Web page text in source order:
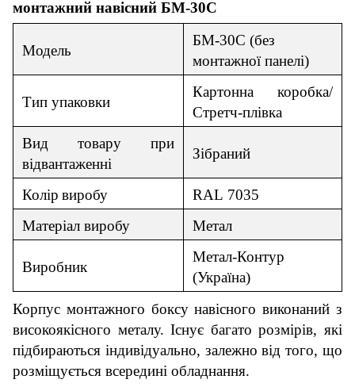
монтажний навісний БМ-30C
Модель
БМ-30C (без
монтажної панелі)
Тип упаковки
Картонна коробка/
Стретч-плівка
Вид товару при
відвантаженні
Зібраний
Колір виробу RAL 7035
Матеріал виробу Метал
Виробник
Метал-Контур
(Україна)
Корпус монтажного боксу навісного виконаний з
високоякісного металу. Існує багато розмірів, які
підбираються індивідуально, залежно від того, що
розміщується всередині обладнання.